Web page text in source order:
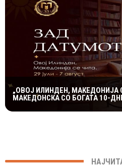
„ОВОЈ ИЛИНДЕН, МАКЕДОНИЈА
МАКЕДОНСКА СО БОГАТА 10-